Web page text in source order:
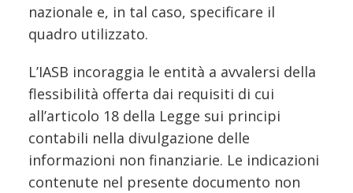
nazionale e, in tal caso, specificare il
quadro utilizzato.
L’IASB incoraggia le entità a avvalersi della
flessibilità offerta dai requisiti di cui
all’articolo 18 della Legge sui principi
contabili nella divulgazione delle
informazioni non finanziarie. Le indicazioni
contenute nel presente documento non